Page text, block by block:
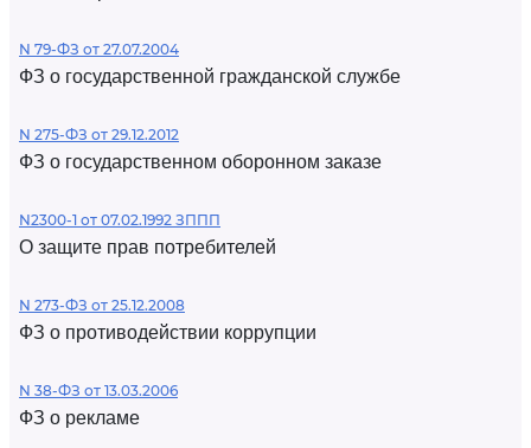
N 79-ФЗ от 27.07.2004
ФЗ о государственной гражданской службе
N 275-ФЗ от 29.12.2012
ФЗ о государственном оборонном заказе
N2300-1 от 07.02.1992 ЗППП
О защите прав потребителей
N 273-ФЗ от 25.12.2008
ФЗ о противодействии коррупции
N 38-ФЗ от 13.03.2006
ФЗ о рекламе